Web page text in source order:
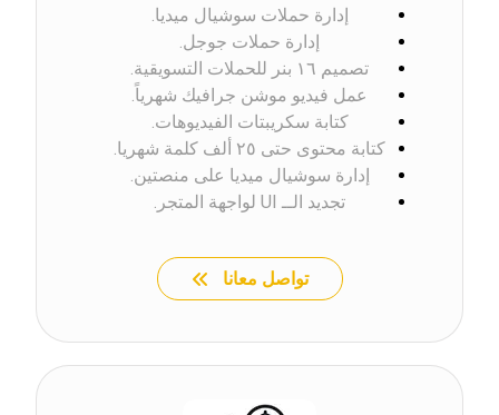
إدارة حملات سوشيال ميديا.
إدارة حملات جوجل.
تصميم ١٦ بنر للحملات التسويقية.
عمل فيديو موشن جرافيك شهرياً.
كتابة سكريبتات الفيديوهات.
كتابة محتوى حتى ٢٥ ألف كلمة شهريا.
إدارة سوشيال ميديا على منصتين.
تجديد الــ UI لواجهة المتجر.
تواصل معانا